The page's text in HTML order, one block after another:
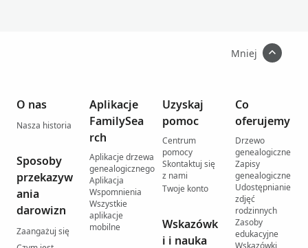
Mniej
O nas
Nasza historia
Sposoby
przekazyw
ania
darowizn
Zaangażuj się
Aplikacje
FamilySea
rch
Aplikacje drzewa
genealogicznego
Aplikacja
Wspomnienia
Wszystkie
aplikacje
mobilne
Uzyskaj
pomoc
Centrum
pomocy
Skontaktuj się
z nami
Twoje konto
Wskazówk
i i nauka
Co
oferujemy
Drzewo
genealogiczne
Zapisy
genealogiczne
Udostępnianie
zdjęć
rodzinnych
Zasoby
edukacyjne
Wskazówki